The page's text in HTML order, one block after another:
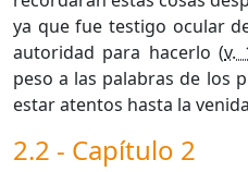
ya que fue testigo ocular
autoridad para hacerlo (v.
peso a las palabras de los
estar atentos hasta la
2.2 - Capítulo 2